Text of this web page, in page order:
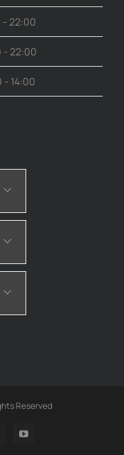
- 22:00
- 22:00
- 14:00
Reserved
YouTube